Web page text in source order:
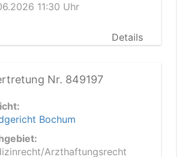
11:30 Uhr
Details
Nr. 849197
Bochum
Arzthaftungsrecht